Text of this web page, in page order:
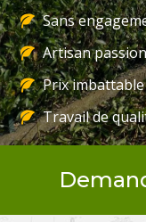
Sans
Artisan
Prix imbattable
Travail de